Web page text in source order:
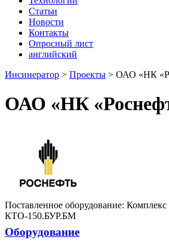
Статьи
Новости
Контакты
Опросный лист
английский
Инсинератор > Проекты > ОАО «НК
ОАО «НК
Поставленное оборудование: Комплекс
КТО-150.БУР.БМ
Оборудование